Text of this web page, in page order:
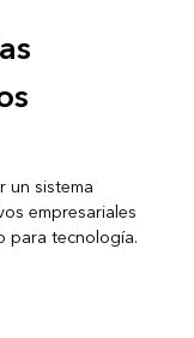
un sistema
empresariales
para tecnología.